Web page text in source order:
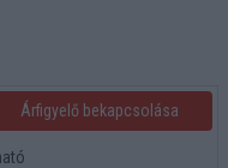
Árfigyelő bekapcsolása